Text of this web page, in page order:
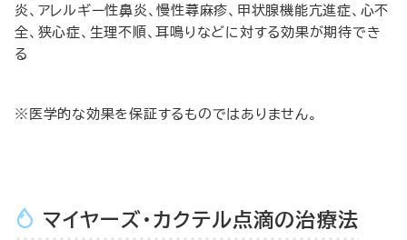
炎、アレルギー性鼻炎、慢性蕁麻疹、甲状腺機能亢進症、心不
全、狭心症、生理不順、耳鳴りなどに対する効果が期待でき
る
※医学的な効果を保証するものではありません。
マイヤーズ・カクテル点滴の治療法